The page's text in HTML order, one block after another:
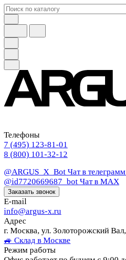
Телефоны
7 (495) 123-81-01
8 (800) 101-32-12
@ARGUS_X_Bot Чат в телеграмм
@id7720669687_bot Чат в МАХ
Заказать звонок
E-mail
info@argus-x.ru
Адрес
г. Москва, ул. Золоторожский
🚙 Склад в Москве
Режим работы